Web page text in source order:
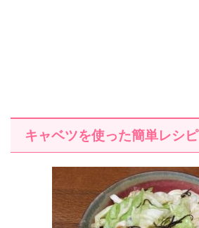
キャベツを使った簡単レシピ